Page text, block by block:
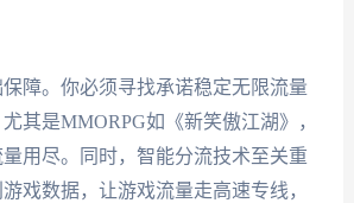
障。你必须寻找承诺稳定无限流量
其是MMORPG如《新笑傲江湖》，
用尽。同时，智能分流技术至关重
戏数据，让游戏流量走高速专线，